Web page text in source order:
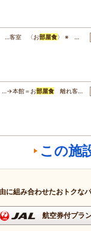
…客室 〈お部屋食〉 ※ …
…→本館＝お部屋食 離れ客…
この施
に組み合わせたおトクな
航空券付プラ